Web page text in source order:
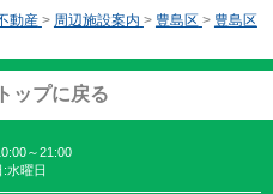
動産 > 周辺施設案内 > 豊島区 > 豊島区
ップに戻る
～21:00
水曜日